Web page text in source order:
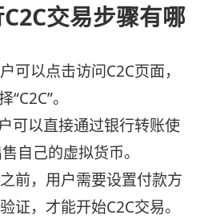
交易步骤有哪
可以点击访问C2C页面，
。
可以直接通过银行转账使
自己的虚拟货币。
前，用户需要设置付款方
证，才能开始C2C交易。